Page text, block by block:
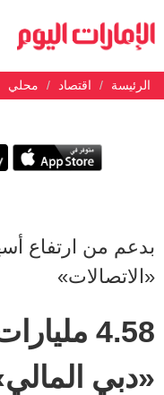
الرئيسة اقتصاد محلي
«الاتصالات»
4.58
«دبي